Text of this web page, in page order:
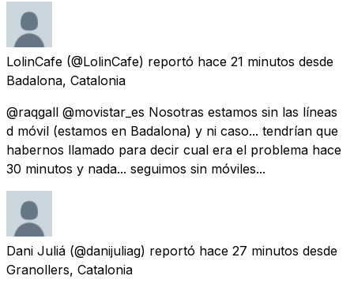
LolinCafe (@LolinCafe) reportó hace 21 minutos desde
Badalona, Catalonia
@raqgall @movistar_es Nosotras estamos sin las líneas
d móvil (estamos en Badalona) y ni caso... tendrían que
habernos llamado para decir cual era el problema hace
30 minutos y nada... seguimos sin móviles...
Dani Juliá (@danijuliag) reportó hace 27 minutos desde
Granollers, Catalonia